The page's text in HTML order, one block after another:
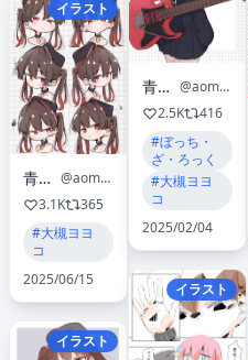
イラスト
青森んご🍎
@aomoringo_com
3.1K
365
#大槻ヨヨ
コ
2025/06/15
イラスト
青森んご🍎
@aomoringo_com
2.5K
416
#ぼっち・
ざ・ろっく
#大槻ヨヨ
コ
2025/02/04
イラスト